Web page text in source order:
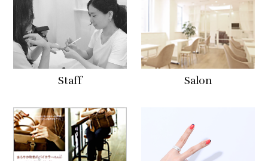
Staff Salon